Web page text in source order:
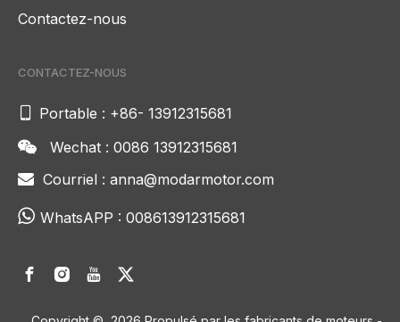
Contactez-nous
CONTACTEZ-NOUS
 Portable : +86- 13912315681
 Wechat : 0086 13912315681
 Courriel : anna@modarmotor.com
 WhatsAPP : 008613912315681